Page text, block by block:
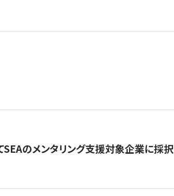
のメンタリング支援対象企業に採択